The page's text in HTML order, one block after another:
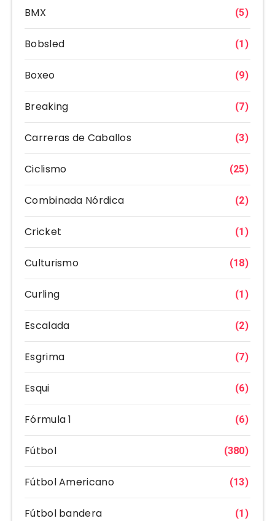
BMX (5)
Bobsled (1)
Boxeo (9)
Breaking (7)
Carreras de Caballos (3)
Ciclismo (25)
Combinada Nórdica (2)
Cricket (1)
Culturismo (18)
Curling (1)
Escalada (2)
Esgrima (7)
Esqui (6)
Fórmula 1 (6)
Fútbol (380)
Fútbol Americano (13)
Fútbol bandera (1)